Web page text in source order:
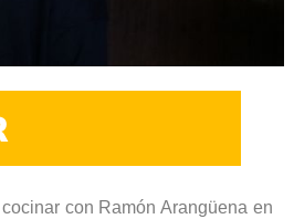
con Ramón Arangüena en